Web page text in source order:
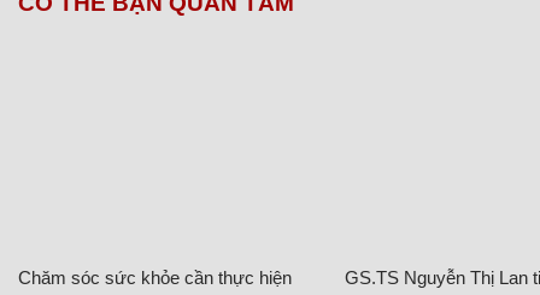
Chăm sóc sức khỏe cần thực hiện
GS.TS Nguyễn Thị Lan